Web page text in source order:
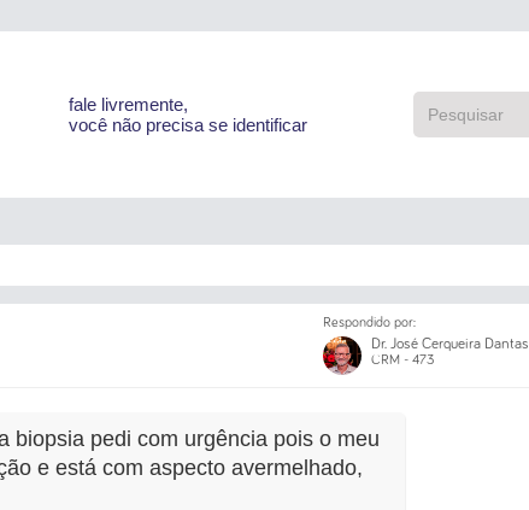
fale livremente,
você não precisa se identificar
Respondido por:
Dr. José Cerqueira Dantas
CRM - 473
biopsia pedi com urgência pois o meu
e está com aspecto avermelhado,